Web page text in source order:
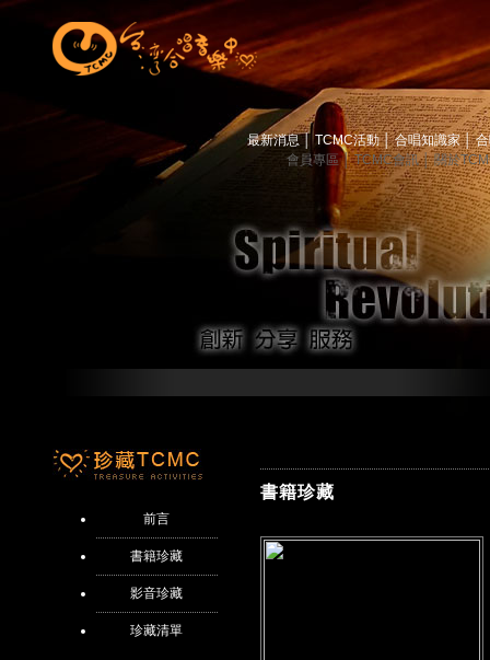
最新消息 TCMC活動│ 合唱知識家│
會員專區│ TCMC會訊│ 關於
前言
書籍珍藏
影音珍藏
珍藏清單
書籍珍藏